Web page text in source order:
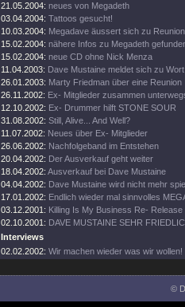
21.05.2004: neues von Megadeth
03.04.2004: Tattoos gesucht!
10.03.2004: Megadave äussert sich zu Reunion
15.02.2004: nähere Infos zu Megadeth
15.02.2004: neue CD ohne Nick Menza
11.04.2003: Dave Mustaine meldet sich zu Wort
26.01.2003: Marty Friedman über eine Reunion
26.11.2002: Ex- Mitglieder zusammen
12.10.2002: Ex- Drummer hilft STONE SOUR
31.08.2002: Still, Alive... And Well?
11.07.2002: Neues über Ex- Mitglieder
26.06.2002: Nachfolgeband im Entstehen
20.04.2002: Der Ausverkauf geht weiter
18.04.2002: Ausverkauf bei Dave Mustaine
04.04.2002: Dave Mustaine wird nicht mehr
17.01.2002: Endlich wieder mal sinnvolles
03.12.2001: Killing Is My Business Re- Release
02.10.2001: DAVE MUSTAINE SEHR
Interviews
02.02.2002: Wir machen wieder was wir wollen!
©